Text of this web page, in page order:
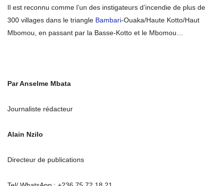
Il est reconnu comme l’un des instigateurs d’incendie de plus de
300 villages dans le triangle Bambari-Ouaka/Haute Kotto/Haut
Mbomou, en passant par la Basse-Kotto et le Mbomou…
Par Anselme Mbata
Journaliste rédacteur
Alain Nzilo
Directeur de publications